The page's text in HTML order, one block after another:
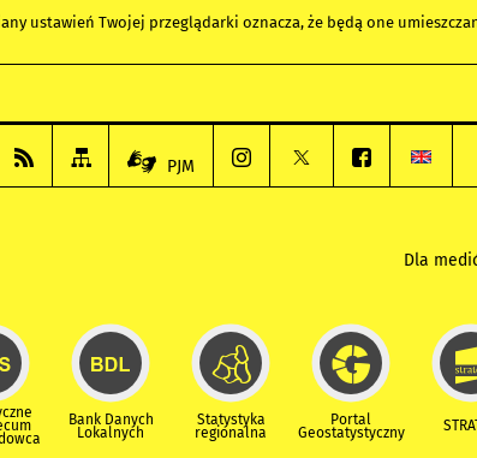
ustawień Twojej przeglądarki oznacza, że będą one
PJM
Dla
Bank Danych
Lokalnych
Statystyka
regionalna
Portal
Geostatystyczny